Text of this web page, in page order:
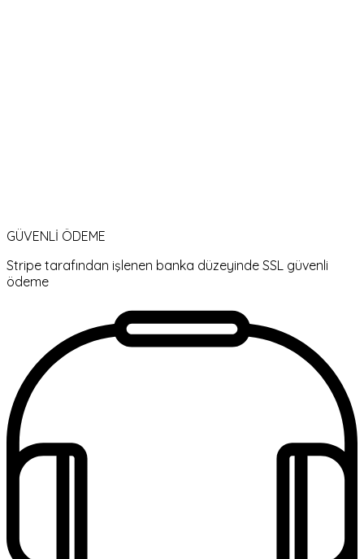
GÜVENLİ ÖDEME
Stripe tarafından işlenen banka düzeyinde SSL güvenli
ödeme